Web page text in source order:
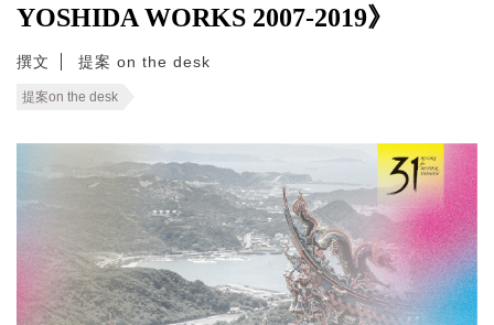
YOSHIDA WORKS 2007-2019》
撰文 提案 on the desk
提案on the desk